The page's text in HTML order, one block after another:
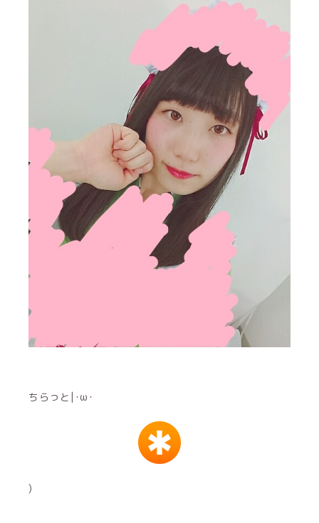
ちらっと|･ω･
)